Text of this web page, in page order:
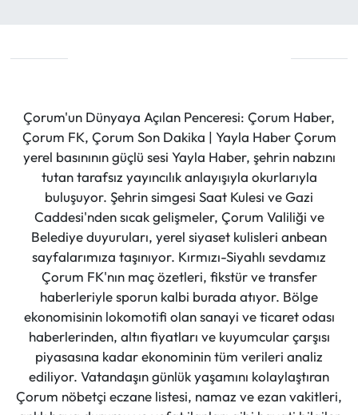
Çorum'un Dünyaya Açılan Penceresi: Çorum Haber,
Çorum FK, Çorum Son Dakika | Yayla Haber Çorum
yerel basınının güçlü sesi Yayla Haber, şehrin nabzını
tutan tarafsız yayıncılık anlayışıyla okurlarıyla
buluşuyor. Şehrin simgesi Saat Kulesi ve Gazi
Caddesi'nden sıcak gelişmeler, Çorum Valiliği ve
Belediye duyuruları, yerel siyaset kulisleri anbean
sayfalarımıza taşınıyor. Kırmızı-Siyahlı sevdamız
Çorum FK'nın maç özetleri, fikstür ve transfer
haberleriyle sporun kalbi burada atıyor. Bölge
ekonomisinin lokomotifi olan sanayi ve ticaret odası
haberlerinden, altın fiyatları ve kuyumcular çarşısı
piyasasına kadar ekonominin tüm verileri analiz
ediliyor. Vatandaşın günlük yaşamını kolaylaştıran
Çorum nöbetçi eczane listesi, namaz ve ezan vakitleri,